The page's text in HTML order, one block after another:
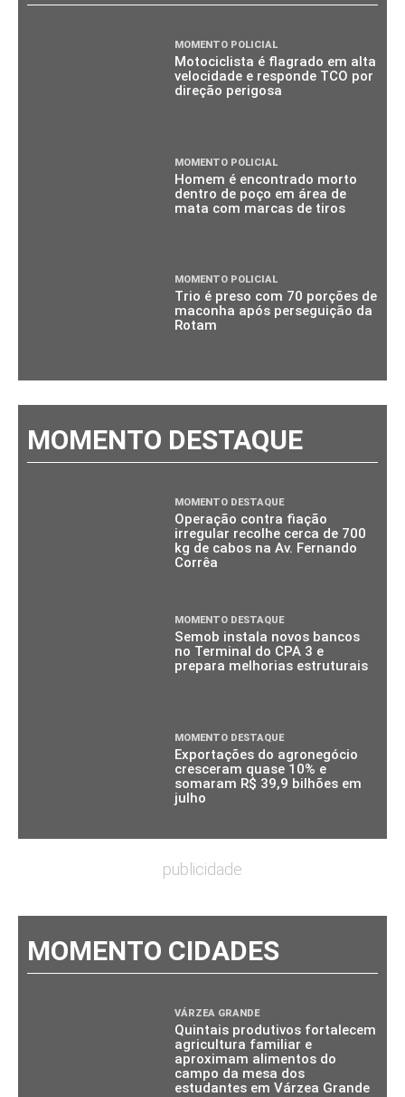
MOMENTO POLICIAL
Motociclista é flagrado em alta
velocidade e responde TCO por
direção perigosa
MOMENTO POLICIAL
Homem é encontrado morto
dentro de poço em área de
mata com marcas de tiros
MOMENTO POLICIAL
Trio é preso com 70 porções de
maconha após perseguição da
Rotam
MOMENTO DESTAQUE
MOMENTO DESTAQUE
Operação contra fiação
irregular recolhe cerca de 700
kg de cabos na Av. Fernando
Corrêa
MOMENTO DESTAQUE
Semob instala novos bancos
no Terminal do CPA 3 e
prepara melhorias estruturais
MOMENTO DESTAQUE
Exportações do agronegócio
cresceram quase 10% e
somaram R$ 39,9 bilhões em
julho
publicidade
MOMENTO CIDADES
VÁRZEA GRANDE
Quintais produtivos fortalecem
agricultura familiar e
aproximam alimentos do
campo da mesa dos
estudantes em Várzea Grande